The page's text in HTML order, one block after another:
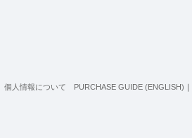
個人情報について PURCHASE GUIDE (ENGLISH) ｜